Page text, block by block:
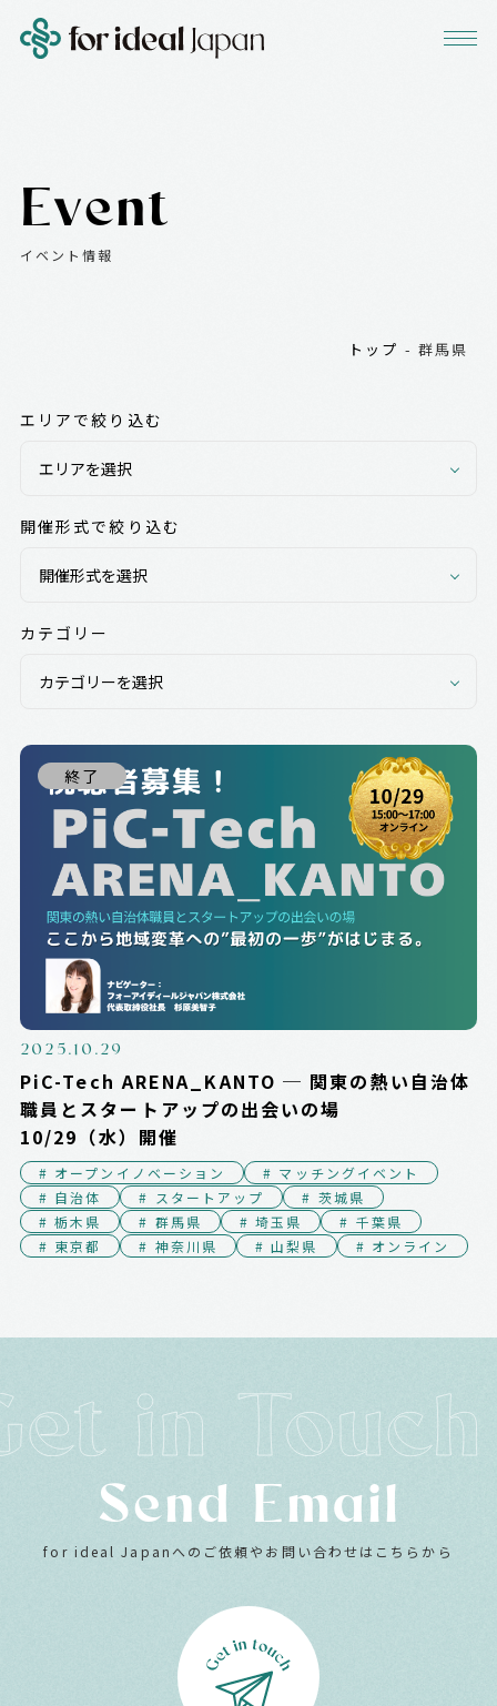
Event
イベント情報
トップ - 群馬県
エリアで絞り込む
開催形式で絞り込む
カテゴリー
終了
2025.10.29
PiC-Tech ARENA_KANTO ─ 関東の熱い自治体
職員とスタートアップの出会いの場
10/29（水）開催
# オープンイノベーション
# マッチングイベント
# 自治体
# スタートアップ
# 茨城県
# 栃木県
# 群馬県 # 埼玉県
# 千葉県
# 東京都
# 神奈川県 # 山梨県 # オンライン
Send Email
for ideal Japanへのご依頼やお問い合わせはこちらから